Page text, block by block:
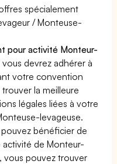
spécialement
/ Monteuse-
pour activité Monteur-
vous devrez adhérer à
votre convention
la meilleure
légales liées à votre
levageuse.
bénéficier de
de Monteur-
vous pouvez trouver